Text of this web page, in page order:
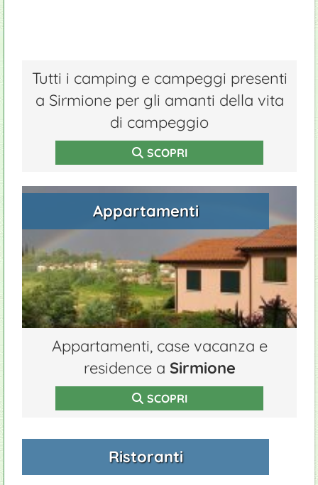
Tutti i camping e campeggi presenti
a Sirmione per gli amanti della vita
di campeggio
SCOPRI
Appartamenti
Appartamenti, case vacanza e
residence a Sirmione
SCOPRI
Ristoranti